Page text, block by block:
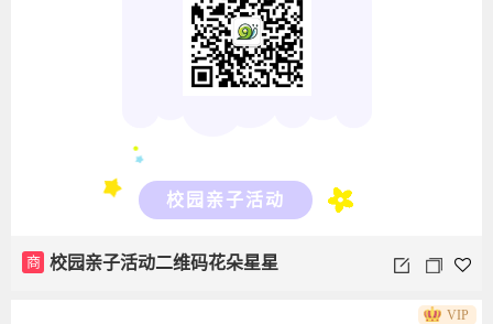
校园亲子活动
商 校园亲子活动二维码花朵星星
VIP